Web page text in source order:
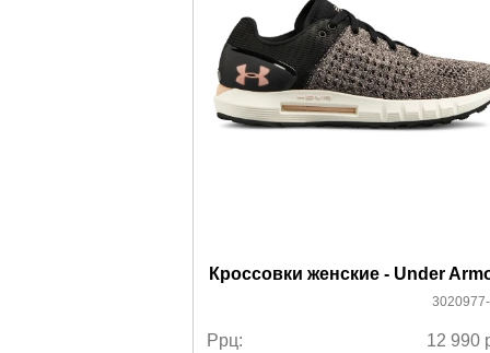
Более детально с условиями доставки и оплаты
Кроссовки женские - Under
Ррц: 12 990